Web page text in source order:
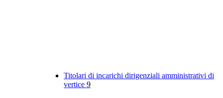
Titolari di incarichi dirigenziali amministrativi di
vertice 9